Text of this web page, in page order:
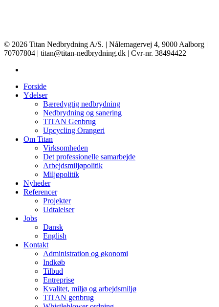
© 2026 Titan Nedbrydning A/S. | Nålemagervej 4, 9000 Aalborg |
70707804 | titan@titan-nedbrydning.dk | Cvr-nr. 38494422
Forside
Ydelser
Bæredygtig nedbrydning
Nedbrydning og sanering
TITAN Genbrug
Upcycling Orangeri
Om Titan
Virksomheden
Det professionelle samarbejde
Arbejdsmiljøpolitik
Miljøpolitik
Nyheder
Referencer
Projekter
Udtalelser
Jobs
Dansk
English
Kontakt
Administration og økonomi
Indkøb
Tilbud
Entreprise
Kvalitet, miljø og arbejdsmiljø
TITAN genbrug